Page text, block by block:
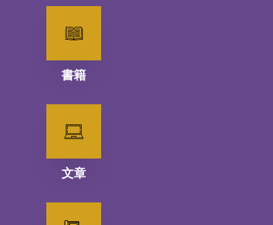
書籍
文章